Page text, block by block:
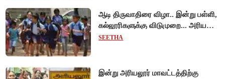
ஆடி திருவாதிரை விழா.. இன்று பள்ளி,
கல்லூரிகளுக்கு விடுமுறை... அரியலூர்
மாவட்ட ஆட்சியர் உத்தரவு!
SEETHA
இன்று அரியலூர் மாவட்டத்திற்கு